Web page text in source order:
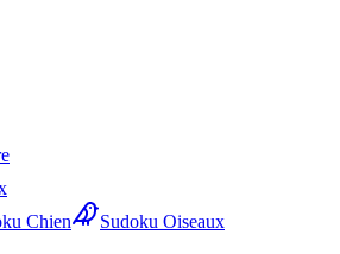
Chien
Sudoku Oiseaux